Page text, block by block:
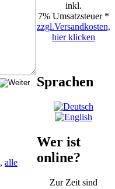
inkl.
7% Umsatzsteuer *
zzgl.Versandkosten,
hier klicken
Sprachen
Wer ist
online?
Zur Zeit sind
, alle